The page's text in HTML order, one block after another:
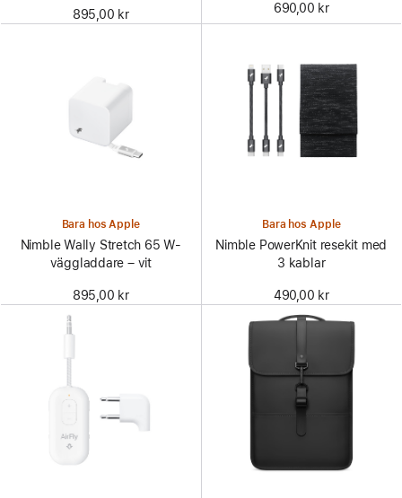
895,00 kr 690,00 kr
Bara hos Apple
Nimble Wally Stretch 65 W-
väggladdare – vit
895,00 kr
Bara hos Apple
Nimble PowerKnit resekit med
3 kablar
490,00 kr